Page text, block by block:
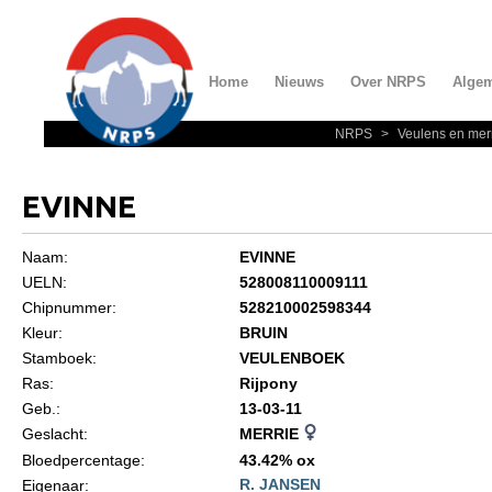
Home Nieuws Over NRPS
Over NRPS
Algemeen
NRPS > Veulens en
EVINNE
Naam:
EVINNE
UELN:
528008110009111
Chipnummer:
528210002598344
Kleur:
BRUIN
Stamboek:
VEULENBOEK
Ras:
Rijpony
Geb.:
13-03-11
Geslacht:
MERRIE
Bloedpercentage:
43.42% ox
Eigenaar:
R. JANSEN